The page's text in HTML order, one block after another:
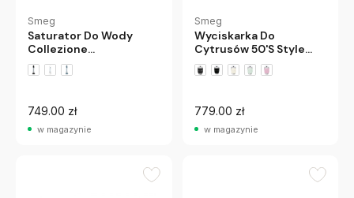
Smeg
Saturator Do Wody
Collezione
Szmaragdowy Mat
Smeg
749.00 zł
w magazynie
Smeg
Wyciskarka Do
Cytrusów 50'S Style
Pastelowy Błękit Smeg
779.00 zł
w magazynie